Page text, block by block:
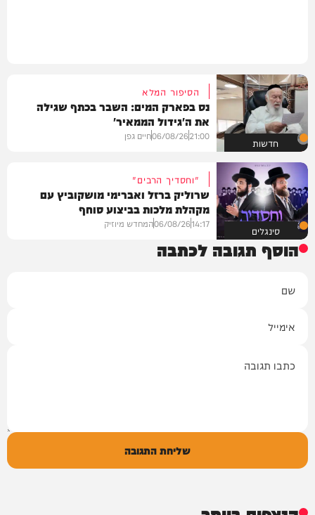
חדשות
הסיפור המלא
נס בפארק המים: השבר בכתף שגילה
את ה'גידול הממאיר'
21:00
06/08/26חיים גפן
סינגלים
"וחסדיך הרבים"
שרוליק ברזל ואברימי מושקוביץ עם
מקהלת מלכות בביצוע סוחף
14:17
06/08/26המחדש מיוזיק
הוסף תגובה לכתבה
שליחת התגובה